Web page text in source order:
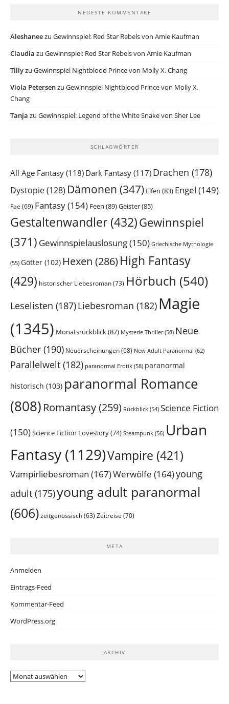
NEUESTE KOMMENTARE
Aleshaneezu Gewinnspiel: Red Star Rebels von Amie Kaufman
Claudia zu Gewinnspiel: Red Star Rebels von Amie Kaufman
Tillyzu Gewinnspiel Nightblood Prince von Molly X. Chang
Viola Petersenzu Gewinnspiel Nightblood Prince von Molly X.
Chang
Tanja zu Gewinnspiel: Legend of the White Snake von Sher Lee
SCHLAGWÖRTER
All Age Fantasy (118) Dark Fantasy (117) Drachen (178)
Dystopie(128) Dämonen (347) Elfen (83) Engel (149)
Fae (69) Fantasy(154) Feen (89)Geister(85)
Gestaltenwandler (432)Gewinnspiel
(371) Gewinnspielauslosung(150) Griechische Mythologie
(55) Götter (102) Hexen (286) High Fantasy
(429) historischer Liebesroman(73) Hörbuch (540)
Leselisten (187)Liebesroman (182) Magie
(1345) Monatsrückblick(87) Mysterie Thriller(58) Neue
Bücher (190) Neuerscheinungen(68) New Adult Paranormal (62)
Parallelwelt (182) paranormal Erotik (58) paranormal
historisch (103) paranormal Romance
(808) Romantasy(259) Rückblick (54) Science Fiction
(150)Science Fiction Lovestory(74) Steampunk (56) Urban
Fantasy (1129)Vampire (421)
Vampirliebesroman (167)Werwölfe (164)young
adult (175)young adult paranormal
(606) zeitgenössisch (63) Zeitreise (70)
META
Anmelden
Eintrags-Feed
Kommentar-Feed
WordPress.org
ARCHIV
Archiv